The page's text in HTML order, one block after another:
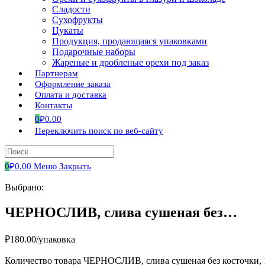
Сладости
Сухофрукты
Цукаты
Продукция, продающаяся упаковками
Подарочные наборы
Жареные и дробленые орехи под заказ
Партнерам
Оформление заказа
Оплата и доставка
Контакты
0₽0.00
Переключить поиск по веб-сайту
0₽0.00 Меню Закрыть
Выбрано:
ЧЕРНОСЛИВ, слива сушеная без…
₽180.00/упаковка
Количество товара ЧЕРНОСЛИВ, слива сушеная без косточки,